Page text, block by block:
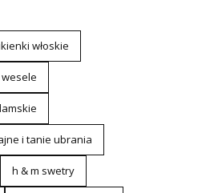
włoskie
i tanie ubrania
h & m swetry